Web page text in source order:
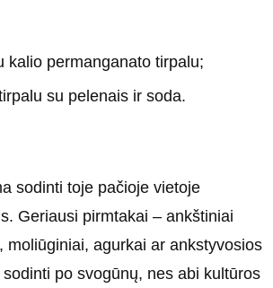
kalio permanganato tirpalu;
su pelenais ir soda.
sodinti toje pačioje vietoje
Geriausi pirmtakai – ankštiniai
moliūginiai, agurkai ar ankstyvosios
po svogūnų, nes abi kultūros